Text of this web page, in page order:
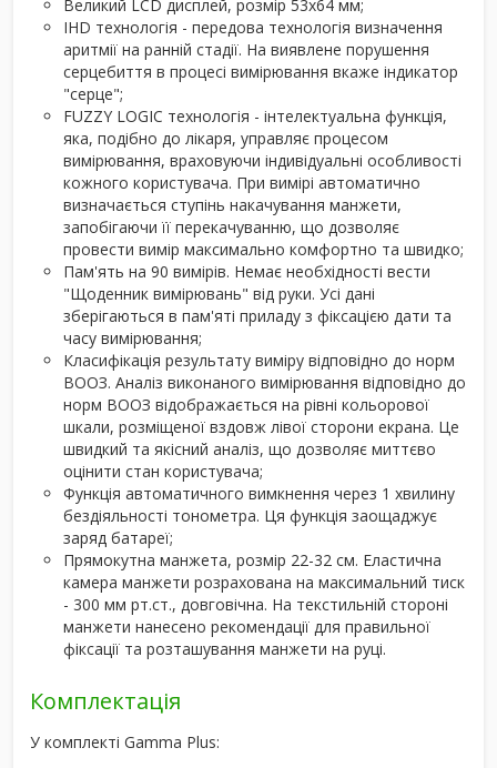
Великий LCD дисплей, розмір 53х64 мм;
IHD технологія - передова технологія визначення
аритмії на ранній стадії. На виявлене порушення
серцебиття в процесі вимірювання вкаже індикатор
"серце";
FUZZY LOGIC технологія - інтелектуальна функція,
яка, подібно до лікаря, управляє процесом
вимірювання, враховуючи індивідуальні особливості
кожного користувача. При вимірі автоматично
визначається ступінь накачування манжети,
запобігаючи її перекачуванню, що дозволяє
провести вимір максимально комфортно та швидко;
Пам'ять на 90 вимірів. Немає необхідності вести
"Щоденник вимірювань" від руки. Усі дані
зберігаються в пам'яті приладу з фіксацією дати та
часу вимірювання;
Класифікація результату виміру відповідно до норм
ВООЗ. Аналіз виконаного вимірювання відповідно до
норм ВООЗ відображається на рівні кольорової
шкали, розміщеної вздовж лівої сторони екрана. Це
швидкий та якісний аналіз, що дозволяє миттєво
оцінити стан користувача;
Функція автоматичного вимкнення через 1 хвилину
бездіяльності тонометра. Ця функція заощаджує
заряд батареї;
Прямокутна манжета, розмір 22-32 см. Еластична
камера манжети розрахована на максимальний тиск
- 300 мм рт.ст., довговічна. На текстильній стороні
манжети нанесено рекомендації для правильної
фіксації та розташування манжети на руці.
Комплектація
У комплекті Gamma Plus: